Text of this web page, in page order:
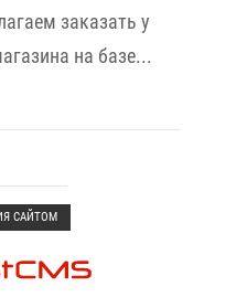
заказать у
на базе...
САЙТОМ